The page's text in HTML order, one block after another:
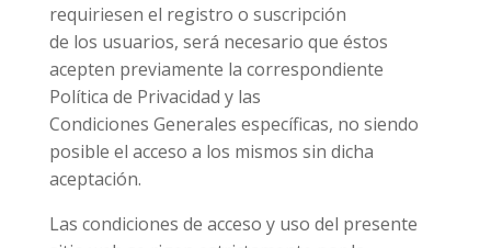
requiriesen el registro o suscripción
de los usuarios, será necesario que éstos
acepten previamente la correspondiente
Política de Privacidad y las
Condiciones Generales específicas, no siendo
posible el acceso a los mismos sin dicha
aceptación.
Las condiciones de acceso y uso del presente